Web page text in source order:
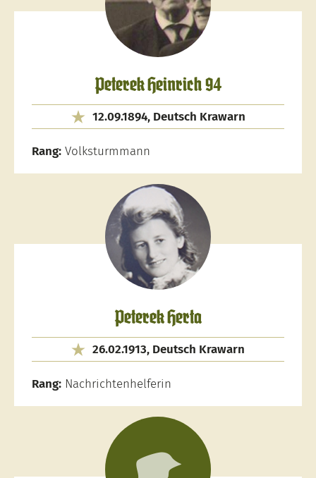
Peterek Heinrich 94
12.09.1894, Deutsch Krawarn
Rang: Volksturmmann
Peterek Herta
26.02.1913, Deutsch Krawarn
Rang: Nachrichtenhelferin